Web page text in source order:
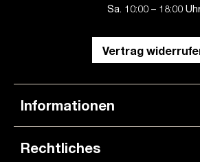
Sa. 10:00 – 18:00
Vertrag
Informationen
Rechtliches